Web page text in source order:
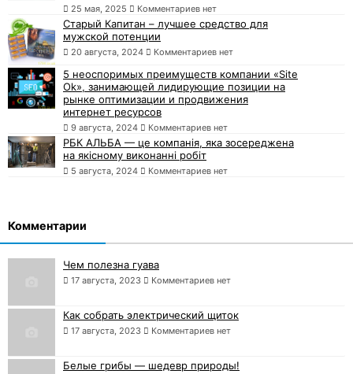
25 мая, 2025 Комментариев нет
Старый Капитан – лучшее средство для
мужской потенции
20 августа, 2024 Комментариев нет
5 неоспоримых преимуществ компании «Site
Ok», занимающей лидирующие позиции на
рынке оптимизации и продвижения
интернет ресурсов
9 августа, 2024 Комментариев нет
РБК АЛЬБА — це компанія, яка зосереджена
на якісному виконанні робіт
5 августа, 2024 Комментариев нет
Комментарии
Чем полезна гуава
17 августа, 2023 Комментариев нет
Как собрать электрический щиток
17 августа, 2023 Комментариев нет
Белые грибы — шедевр природы!